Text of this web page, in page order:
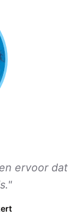
ervoor dat
"